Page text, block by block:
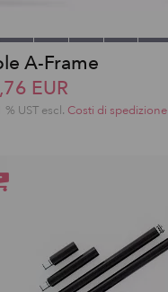
A-Frame
EUR
UST escl. Costi di spedizione